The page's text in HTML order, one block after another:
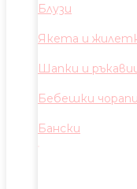
Блузи
Якета и
Шапки и
Бебешки
Бански